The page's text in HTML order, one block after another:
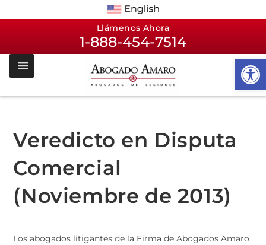
Llámenos Ahora
1-888-454-7514
Veredicto en Disputa
Comercial
(Noviembre de 2013)
Los abogados litigantes de la Firma de Abogados Amaro